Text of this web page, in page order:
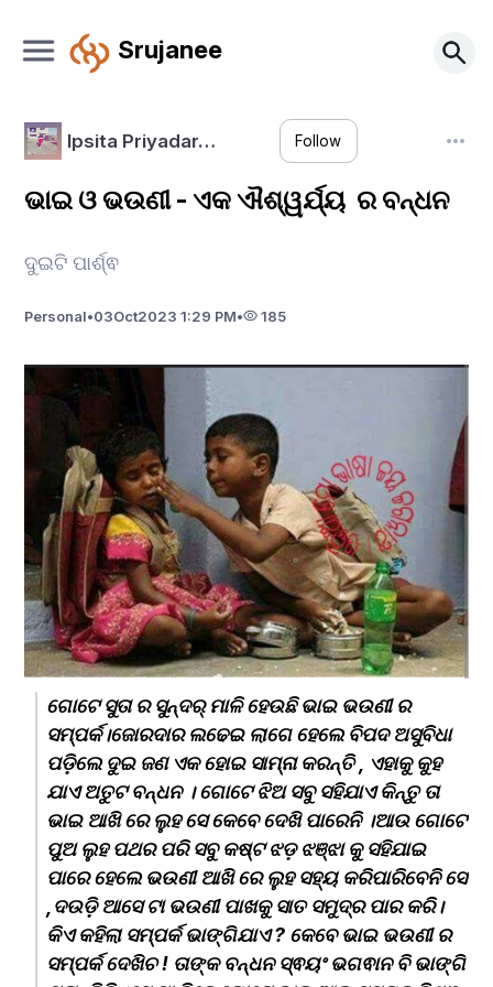
Srujanee
Ipsita Priyadar… Follow
ଭାଇ ଓ ଭଉଣୀ - ଏକ ଐଶ୍ୱର୍ଯ୍ୟ ର ବନ୍ଧନ
ଦୁଇଟି ପାର୍ଶ୍ଵ
Personal•03Oct2023 1:29 PM• 185
ଗୋଟେ ସୁତା ର ସୁନ୍ଦର୍ ମାଳି ହେଉଛି ଭାଇ ଭଉଣୀ ର
ସମ୍ପର୍କ।ଜୋରଦାର ଲଢେଇ ଲାଗେ ହେଲେ ବିପଦ ଅସୁବିଧା
ପଡ଼ିଲେ ଦୁଇ ଜଣ ଏକ ହୋଇ ସାମ୍ନା କରନ୍ତି , ଏହାକୁ କୁହ
ଯାଏ ଅତୁଟ ବନ୍ଧନ । ଗୋଟେ ଝିଅ ସବୁ ସହିଯାଏ କିନ୍ତୁ ତା
ଭାଇ ଆଖି ରେ ଲୁହ ସେ କେବେ ଦେଖି ପାରେନି ।ଆଉ ଗୋଟେ
ପୁଅ ଲୁହ ପଥର ପରି ସବୁ କଷ୍ଟ ଝଡ଼ ଝଞ୍ଝା କୁ ସହିଯାଇ
ପାରେ ହେଲେ ଭଉଣୀ ଆଖି ରେ ଲୁହ ସହ୍ୟ କରିପାରିବେନି ସେ
,ଦଉଡ଼ି ଆସେ ଟା ଭଉଣୀ ପାଖକୁ ସାତ ସମୁଦ୍ର ପାର କରି।
କିଏ କହିଲା ସମ୍ପର୍କ ଭାଙ୍ଗିଯାଏ ? କେବେ ଭାଇ ଭଉଣୀ ର
ସମ୍ପର୍କ ଦେଖିଚ ! ତାଙ୍କ ବନ୍ଧନ ସ୍ଵୟଂ ଭଗଵାନ ବି ଭାଙ୍ଗି